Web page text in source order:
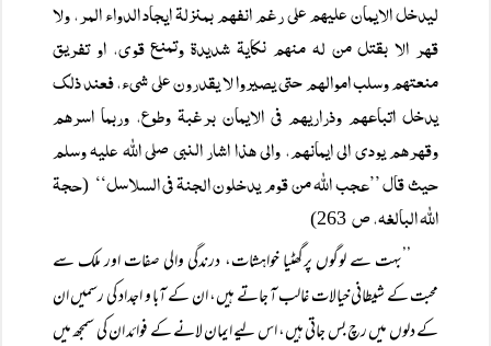
لیدخل الایمان علیھم علی رغم انفھم بمنزلۃ ایجاد الدواء المر، ولا
قھر الا بقتل من لہ منھم نکایۃ شدیدۃ وتمنع قوی، او تفریق
منعتھم وسلب اموالھم حتی یصیروا لا یقدرون علی شیء، فعند ذلک
یدخل اتباعھم وذراریھم فی الایمان برغبۃ وطوع، وربما اسرھم
وقھرھم یودی الی ایمانھم، والی ھذا اشار النبی صلی اللہ علیہ وسلم
حیث قال ’’عجب اللہ من قوم یدخلون الجنۃ فی السلاسل‘‘ (حجۃ
اللہ البالغہ، ص263)
’’بہت سے لوگوں پرگھٹیا خواہشات، درندگی والی صفات اور ملک سے
محبت کے شیطانی خیالات غالب آ جاتے ہیں، ان کے آبا و اجداد کی رسمیں ان
کے دلوں میں رچ بس جاتی ہیں، اس لیے ایمان لانے کے فوائد ان کی سمجھ میں